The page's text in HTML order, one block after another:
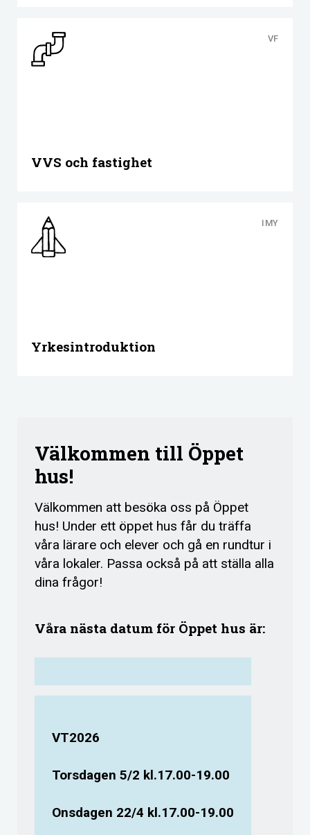
VF
VVS och fastighet
IMY
Yrkesintroduktion
Välkommen till Öppet
hus!
Välkommen att besöka oss på Öppet
hus! Under ett öppet hus får du träffa
våra lärare och elever och gå en rundtur i
våra lokaler. Passa också på att ställa alla
dina frågor!
Våra nästa datum för Öppet hus är:
VT2026
Torsdagen 5/2 kl.17.00-19.00
Onsdagen 22/4 kl.17.00-19.00